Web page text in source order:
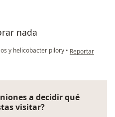
nada
y helicobacter pilory • en opinión del
Reportar
a decidir qué
visitar?